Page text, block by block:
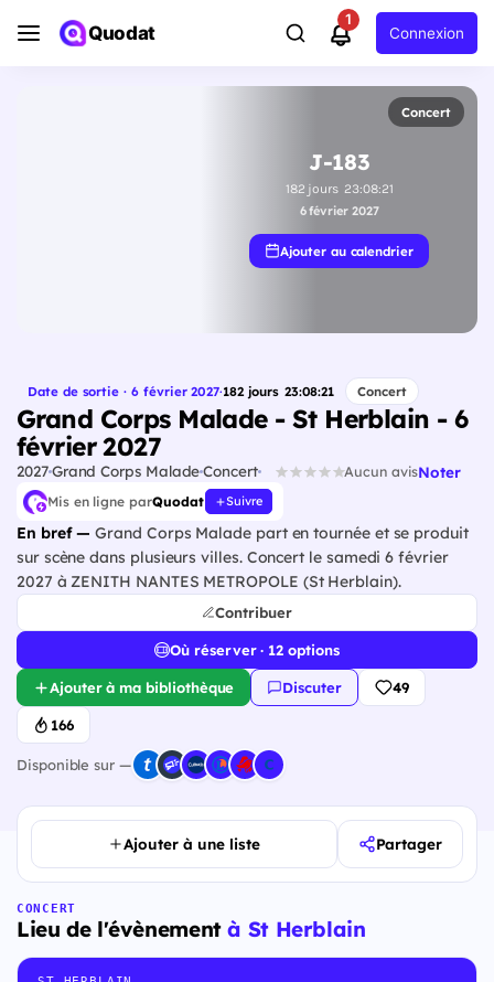
Quodat
1
Connexion
Concert
J-183
182jours 23:08:20
6 février 2027
Ajouter au calendrier
Date de sortie · 6 février 2027·182jours 23:08:20 Concert
Grand Corps Malade - St Herblain - 6
février 2027
2027Grand Corps MaladeConcert Aucun avisNoter
Mis en ligne parQuodat Suivre
En bref — Grand Corps Malade part en tournée et se produit
sur scène dans plusieurs villes. Concert le samedi 6 février
2027 à ZENITH NANTES METROPOLE (St Herblain).
Contribuer
Où réserver · 12 options
Ajouter à ma bibliothèque Discuter 49
166
Disponible sur —
Ajouter à une liste Partager
CONCERT
Lieu de l'évènementà St Herblain